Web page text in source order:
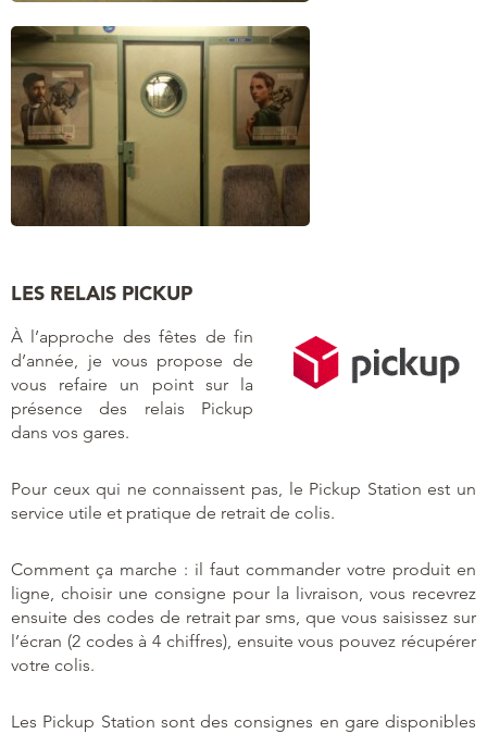
LES RELAIS PICKUP
À l’approche des fêtes de fin
d’année, je vous propose de
vous refaire un point sur la
présence des relais Pickup
dans vos gares.
Pour ceux qui ne connaissent pas, le Pickup Station est un
service utile et pratique de retrait de colis.
Comment ça marche : il faut commander votre produit en
ligne, choisir une consigne pour la livraison, vous recevrez
ensuite des codes de retrait par sms, que vous saisissez sur
l’écran (2 codes à 4 chiffres), ensuite vous pouvez récupérer
votre colis.
Les Pickup Station sont des consignes en gare disponibles